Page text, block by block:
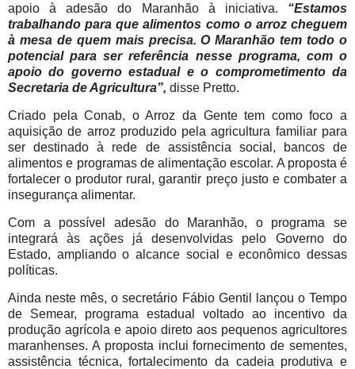
apoio à adesão do Maranhão à iniciativa. “Estamos
trabalhando para que alimentos como o arroz cheguem
à mesa de quem mais precisa. O Maranhão tem todo o
potencial para ser referência nesse programa, com o
apoio do governo estadual e o comprometimento da
Secretaria de Agricultura”, disse Pretto.
Criado pela Conab, o Arroz da Gente tem como foco a
aquisição de arroz produzido pela agricultura familiar para
ser destinado à rede de assistência social, bancos de
alimentos e programas de alimentação escolar. A proposta é
fortalecer o produtor rural, garantir preço justo e combater a
insegurança alimentar.
Com a possível adesão do Maranhão, o programa se
integrará às ações já desenvolvidas pelo Governo do
Estado, ampliando o alcance social e econômico dessas
políticas.
Ainda neste mês, o secretário Fábio Gentil lançou o Tempo
de Semear, programa estadual voltado ao incentivo da
produção agrícola e apoio direto aos pequenos agricultores
maranhenses. A proposta inclui fornecimento de sementes,
assistência técnica, fortalecimento da cadeia produtiva e